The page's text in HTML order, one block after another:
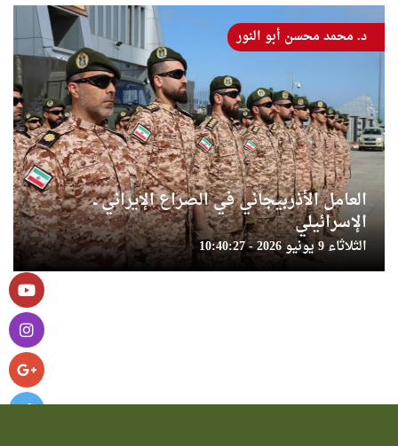
العامل الأذربيجاني في الصراع الإيراني ــ
الإسرائيلي
الثلاثاء 9 يونيو 2026 - 10:40:27
د. محمد محسن أبو النور